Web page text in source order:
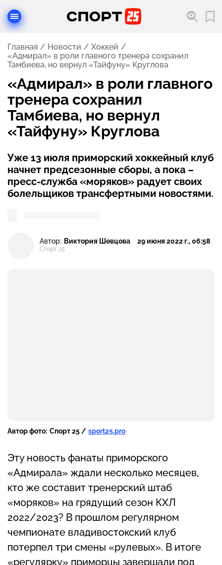
Главная Новости
Хоккей
«Адмирал» в роли главного тренера сохранил
Тамбиева, но вернул «Тайфуну» Круглова
«Адмирал» в роли главного
тренера сохранил
Тамбиева, но вернул
«Тайфуну» Круглова
Уже 13 июля приморский хоккейный клуб
начнет предсезонные сборы, а пока –
пресс-служба «моряков» радует своих
болельщиков трансфертными новостями.
Автор: Виктория Шевцова
Спорт 25
29 июня 2022 г., 06:58
Автор фото: Спорт 25 / sport25.pro
Эту новость фанаты приморского
«Адмирала» ждали несколько месяцев,
кто же составит тренерский штаб
«моряков» на грядущий сезон КХЛ
2022/2023? В прошлом регулярном
чемпионате владивостокский клуб
потерпел три смены «рулевых». В итоге
«регулярку» приморцы завершали под